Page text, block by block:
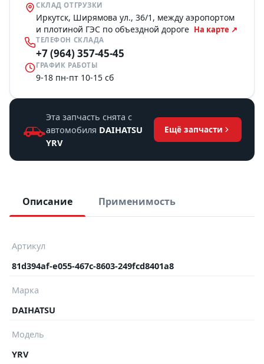
СКЛАД ОТГРУЗКИ
Иркутск, Ширямова ул., 36/1, между аэропортом
и плотиной ГЭС по объездной дороге На карте ↗
ТЕЛЕФОН СКЛАДА
+7 (964) 357-45-45
ГРАФИК РАБОТЫ
9-18 пн-пт 10-15 сб
Эта запчасть снята с
автомобиля DAIHATSU
YRV
Ещё запчасти
Описание Применимость
Артикул
81d394af-e055-467c-8603-249fcd8401a8
Марка
DAIHATSU
Модель
YRV